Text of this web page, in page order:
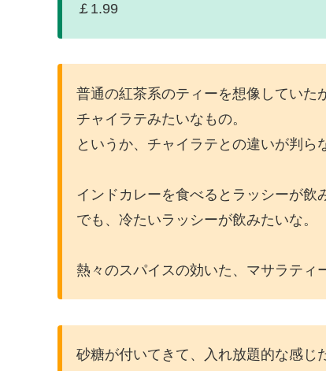
￡1.99
普通の紅茶系のティーを想像していた
チャイラテみたいなもの。
というか、チャイラテとの違いが判ら
インドカレーを食べるとラッシーが飲
でも、冷たいラッシーが飲みたいな。
熱々のスパイスの効いた、マサラティ
砂糖が付いてきて、入れ放題的な感じ